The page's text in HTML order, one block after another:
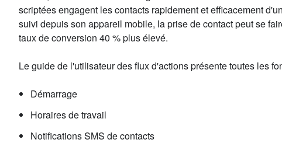
scriptées engagent les contacts rapidement et efficacement
suivi depuis son appareil mobile, la prise de contact peut se
taux de conversion 40 % plus élevé.
Le guide de l'utilisateur des flux d'actions présente toutes les
Démarrage
Horaires de travail
Notifications SMS de contacts